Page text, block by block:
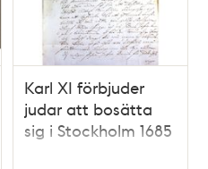
Karl XI förbjuder
judar att bosätta
sig i Stockholm 1685